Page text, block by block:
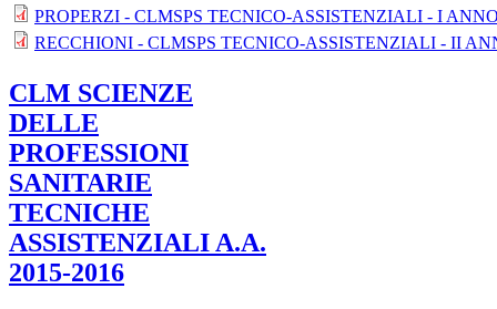
PROPERZI - CLMSPS TECNICO-ASSISTENZIALI - I
RECCHIONI - CLMSPS TECNICO-ASSISTENZIALI - II
CLM SCIENZE
DELLE
PROFESSIONI
SANITARIE
TECNICHE
ASSISTENZIALI A.A.
2015-2016